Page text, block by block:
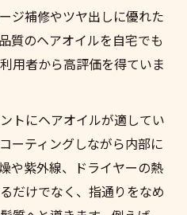
ジ補修やツヤ出しに優れた
質のヘアオイルを自宅でも
用者から高評価を得ていま
トにヘアオイルが適してい
ーティングしながら内部に
や紫外線、ドライヤーの熱
だけでなく、指通りをなめ